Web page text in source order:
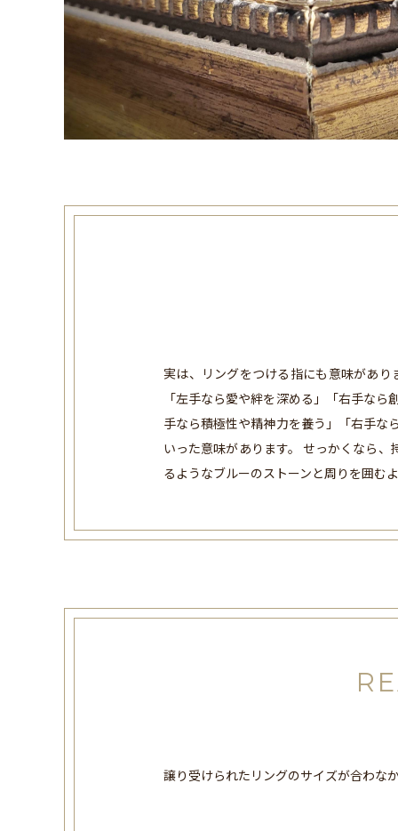
実は、リングをつける指にも意味があ
「左手なら愛や絆を深める」「右手な
手なら積極性や精神力を養う」「右手な
いった意味があります。 せっかくなら
るようなブルーのストーンと周りを囲む
譲り受けられたリングのサイズが合わな